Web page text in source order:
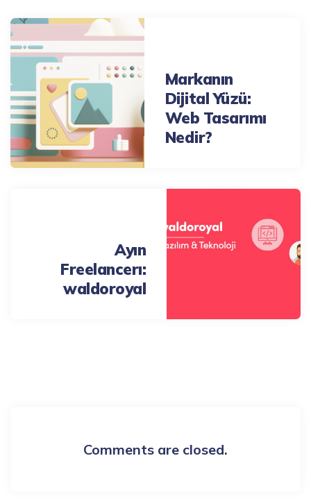
Post
navigation
Markanın
Dijital Yüzü:
Web Tasarımı
Nedir?
Ayın
Freelancerı:
waldoroyal
Comments are closed.